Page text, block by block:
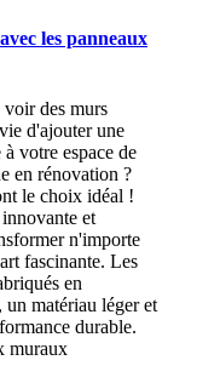
les panneaux
voir des murs
d'ajouter une
votre espace de
en rénovation ?
le choix idéal !
et
n'importe
fascinante. Les
en
matériau léger et
durable.
muraux